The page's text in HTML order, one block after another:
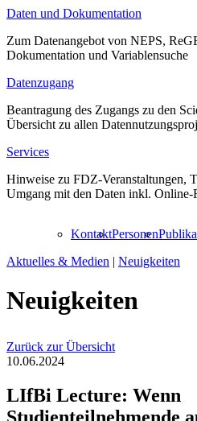
Daten und Dokumentation
Zum Datenangebot von NEPS,
Dokumentation und Variablensuche
Datenzugang
Beantragung des Zugangs zu den
Übersicht zu allen
Services
Hinweise zu FDZ-Veranstaltungen,
Umgang mit den Daten inkl. Online-
KontaktPersonen
Aktuelles & Medien | Neuigkeiten
Neuigkeiten
Zurück zur Übersicht
10.06.2024
LIfBi Lecture: Wenn